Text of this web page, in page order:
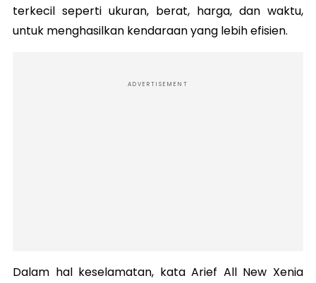
terkecil seperti ukuran, berat, harga, dan waktu,
untuk menghasilkan kendaraan yang lebih efisien.
ADVERTISEMENT
Dalam hal keselamatan, kata Arief All New Xenia